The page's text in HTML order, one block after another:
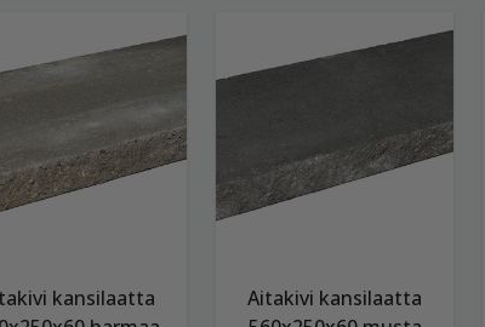
kansilaatta
Aitakivi kansilaatta